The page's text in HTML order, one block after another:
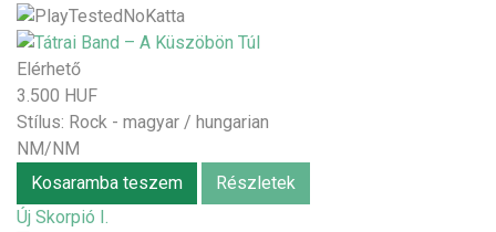
Elérhető
3.500 HUF
Stílus: Rock - magyar / hungarian
NM/NM
Kosaramba teszem
Részletek
Új Skorpió I.